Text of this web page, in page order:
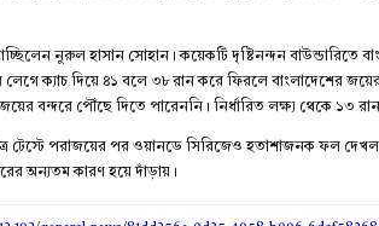
নুরুল হাসান সোহান। কয়েকটি দৃষ্টিনন্দন
লেগে ক্যাচ দিয়ে ৪১ বলে ৩৮ রান করে ফিরলে বাংলাদেশের
বন্দরে পৌঁছে দিতে পারেননি। নির্ধারিত লক্ষ্য থেকে ১৩
টেস্টে পরাজয়ের পর ওয়ানডে সিরিজেও হতাশাজনক ফল দেখল
অন্যতম কারণ হয়ে দাঁড়ায়।